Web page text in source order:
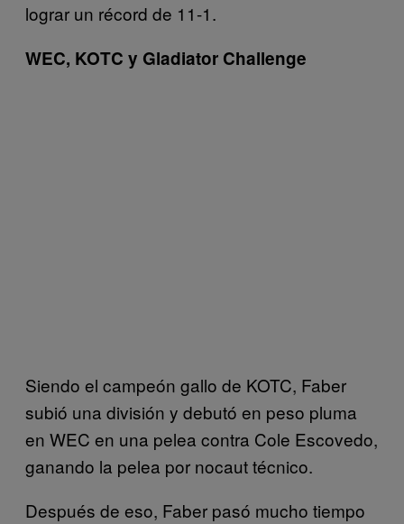
lograr un récord de 11-1.
WEC, KOTC y Gladiator Challenge
Siendo el campeón gallo de KOTC, Faber
subió una división y debutó en peso pluma
en WEC en una pelea contra Cole Escovedo,
ganando la pelea por nocaut técnico.
Después de eso, Faber pasó mucho tiempo